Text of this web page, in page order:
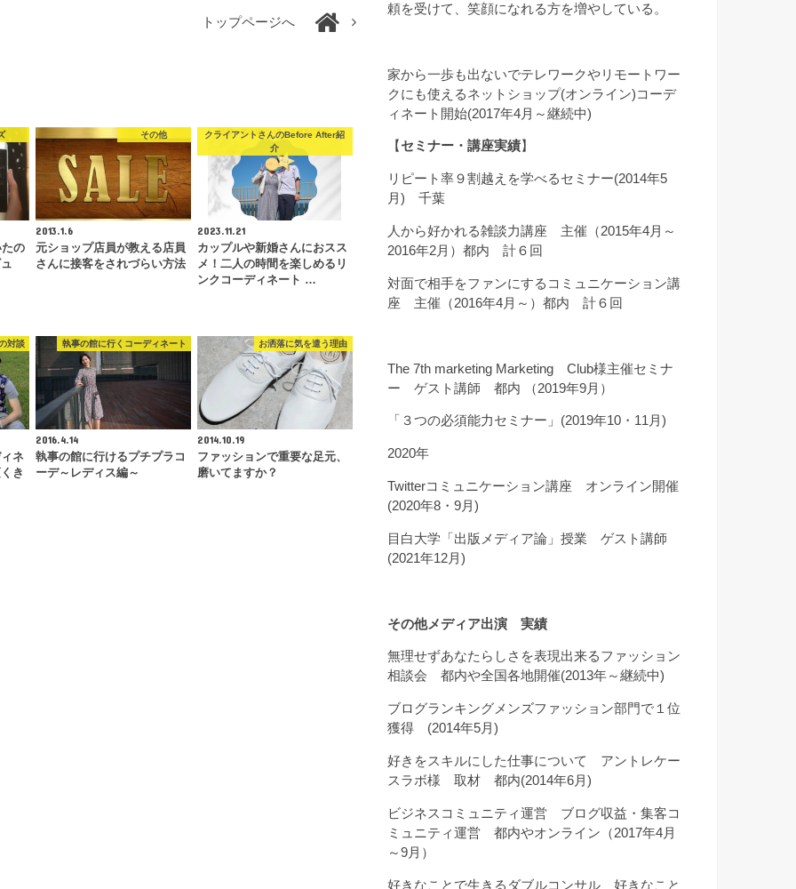
トップページへ
の
その他
2013.1.6
元ショップ店員が教える店員
さんに接客をされづらい方法
クライアントさんのBefore After紹
介
2023.11.21
カップルや新婚さんにおスス
メ！二人の時間を楽しめるリ
ンクコーディネート …
対談
ネ
き
執事の館に行くコーディネート
2016.4.14
執事の館に行けるプチプラコ
ーデ～レディス編～
お洒落に気を遣う理由
2014.10.19
ファッションで重要な足元、
磨いてますか？
頼を受けて、笑顔になれる方を増やしている。
家から一歩も出ないでテレワークやリモートワー
クにも使えるネットショップ(オンライン)コーデ
ィネート開始(2017年4月～継続中)
【 セミナー・講座実績】
リピート率９割越えを学べるセミナー(2014年5
月) 千葉
人から好かれる雑談力講座 主催（2015年4月～
2016年2月）都内 計６回
対面で相手をファンにするコミュニケーション講
座 主催（2016年4月～）都内 計６回
The 7th marketing Marketing Club様主催セミナ
ー ゲスト講師 都内 （2019年9月）
「３つの必須能力セミナー」(2019年10・11月)
2020年
Twitterコミュニケーション講座 オンライン開催
(2020年8・9月)
目白大学「出版メディア論」授業 ゲスト講師
(2021年12月)
その他メディア出演 実績
無理せずあなたらしさを表現出来るファッション
相談会 都内や全国各地開催(2013年～継続中)
ブログランキングメンズファッション部門で１位
獲得 (2014年5月)
好きをスキルにした仕事について アントレケー
スラボ様 取材 都内(2014年6月)
ビジネスコミュニティ運営 ブログ収益・集客コ
ミュニティ運営 都内やオンライン（2017年4月
～9月）
好きなことで生きるダブルコンサル 好きなこと